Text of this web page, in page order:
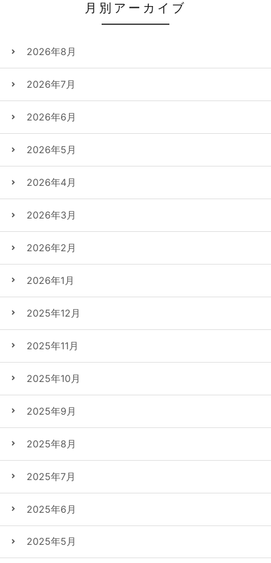
月別アーカイブ
2026年8月
2026年7月
2026年6月
2026年5月
2026年4月
2026年3月
2026年2月
2026年1月
2025年12月
2025年11月
2025年10月
2025年9月
2025年8月
2025年7月
2025年6月
2025年5月